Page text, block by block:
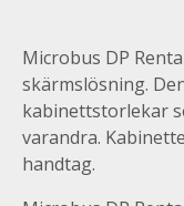
Microbus DP
skärmslösning.
kabinettstorlekar
varandra.
handtag.